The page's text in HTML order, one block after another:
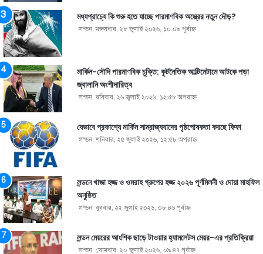
মধ্যপ্রাচ্যে কি শুরু হতে যাচ্ছে পারমাণবিক অস্ত্রের নতুন দৌড়?
লন্ডন: মঙ্গলবার, ২৮ জুলাই ২০২৬, ১০:০৯ পূর্বাহ্ণ
মার্কিন-সৌদি পারমাণবিক চুক্তি: কূটনৈতিক আল্টিমেটামে আটকে পড়া
জ্বালানি অংশীদারিত্ব
লন্ডন: রবিবার, ২৬ জুলাই ২০২৬, ১২:৫৮ অপরাহ্ণ
যেভাবে প্রকাশ্যে মার্কিন সাম্রাজ্যবাদের পৃষ্ঠপোষকতা করছে ফিফা
লন্ডন: শনিবার, ২৫ জুলাই ২০২৬, ১২:৫৮ অপরাহ্ণ
লন্ডনে খাজা হজ্জ ও ওমরাহ গ্রুপের হজ্জ ২০২৬ পূর্ণমিলনী ও দোয়া মাহফিল
অনুষ্ঠিত
লন্ডন: বুধবার, ২২ জুলাই ২০২৬, ০৮:৪৬ পূর্বাহ্ণ
লন্ডন মেয়রের আংশিক ছাড়ে টাওয়ার হ্যামলেটস মেয়র-এর প্রতিক্রিয়া
লন্ডন: সোমবার, ২০ জুলাই ২০২৬, ০৯:৪৭ পূর্বাহ্ণ